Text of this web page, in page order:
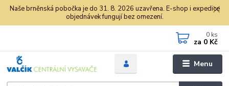
Naše brněnská pobočka je do 31. 8. 2026 uzavřena. E-shop i expedice
objednávek fungují bez omezení.
Menu
0 ks
za 0 Kč